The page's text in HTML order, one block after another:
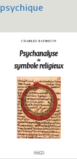
psychique